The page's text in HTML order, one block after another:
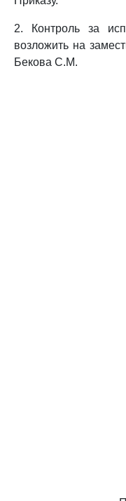
2. Контроль за
возложить на
Бекова С.М.